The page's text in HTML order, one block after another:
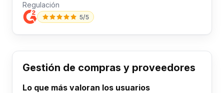
Regulación
5/5
Gestión de compras y proveedores
Lo que más valoran los usuarios